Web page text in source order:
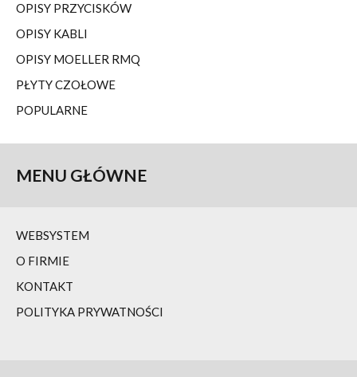
OPISY PRZYCISKÓW
OPISY KABLI
OPISY MOELLER RMQ
PŁYTY CZOŁOWE
POPULARNE
MENU GŁÓWNE
WEBSYSTEM
O FIRMIE
KONTAKT
POLITYKA PRYWATNOŚCI